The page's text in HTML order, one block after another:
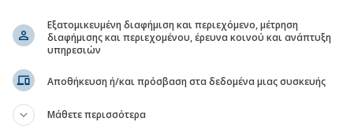
η ρήτρα διαφυγής στην ενέργεια
διαφυγής, στο επίκεντρο ενεργειακά projects
το ντιλ με Meridiam
τεράστιο αναπτυξιακό κεφάλαιο για τη χώρα
Εξατομικευμένη διαφήμιση και περιεχόμενο, μέτρηση
διαφήμισης και περιεχομένου, έρευνα κοινού και ανάπτυξη
υπηρεσιών
Αποθήκευση ή/και πρόσβαση στα δεδομένα μιας συσκευής
Μάθετε περισσότερα